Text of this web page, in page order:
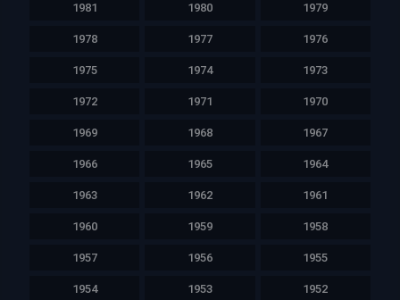
1981 1980 1979
1978 1977 1976
1975 1974 1973
1972 1971 1970
1969 1968 1967
1966 1965 1964
1963 1962 1961
1960 1959 1958
1957 1956 1955
1954 1953 1952